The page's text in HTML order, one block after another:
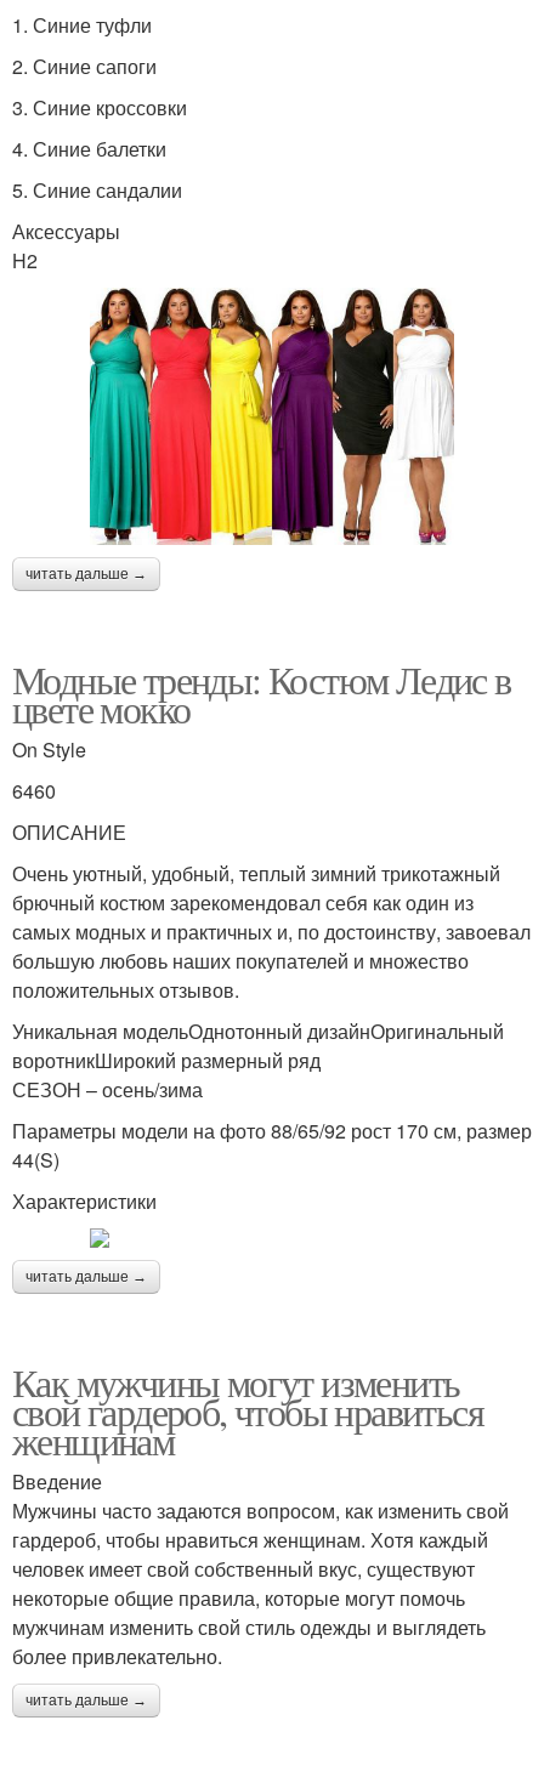
1. Синие туфли
2. Синие сапоги
3. Синие кроссовки
4. Синие балетки
5. Синие сандалии
Аксессуары
H2
читать дальше →
Модные тренды: Костюм Ледис в
цвете мокко
On Style
6460
ОПИСАНИЕ
Очень уютный, удобный, теплый зимний трикотажный
брючный костюм зарекомендовал себя как один из
самых модных и практичных и, по достоинству, завоевал
большую любовь наших покупателей и множество
положительных отзывов.
Уникальная модельОднотонный дизайнОригинальный
воротникШирокий размерный ряд
СЕЗОН – осень/зима
Параметры модели на фото 88/65/92 рост 170 см, размер
44(S)
Характеристики
читать дальше →
Как мужчины могут изменить
свой гардероб, чтобы нравиться
женщинам
Введение
Мужчины часто задаются вопросом, как изменить свой
гардероб, чтобы нравиться женщинам. Хотя каждый
человек имеет свой собственный вкус, существуют
некоторые общие правила, которые могут помочь
мужчинам изменить свой стиль одежды и выглядеть
более привлекательно.
читать дальше →